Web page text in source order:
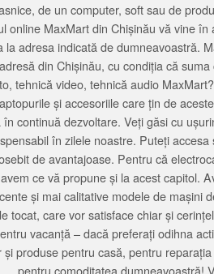
de un computer, soft sau de
online MaxMart din Chișinău vă vine
la adresa indicată de dumneavoastră.
din Chișinău, cu condiția că
tehnică video, tehnică audio
și accesoriile care țin de
continuă dezvoltare. Veți găsi cu
în zilele noastre. Puteți
de avantajoase. Pentru că
ce vă propune și la acest capitol.
și mai calitative modele de
tocat, care vor satisface chiar și
vacanță – dacă preferați odihna
produse pentru casă, pentru
pentru comoditatea dumneavoastră!